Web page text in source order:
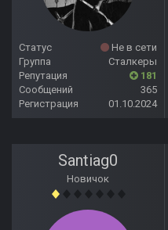
Статус
Не в сети
Группа
Сталкеры
Репутация
181
Сообщений
365
Регистрация
01.10.2024
Santiag0
Новичок